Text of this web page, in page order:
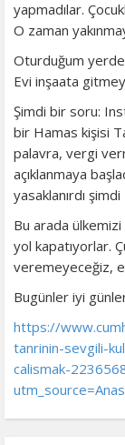
yapmadılar.
O zaman
Oturduğum
Evi inşaata
Şimdi bir soru:
bir Hamas kişisi
palavra, vergi
açıklanmaya
yasaklanırdı
Bu arada
yol kapatıyorlar.
veremeyeceğiz,
Bugünler iyi
https://
tanrinin-sevgili-
calismak-